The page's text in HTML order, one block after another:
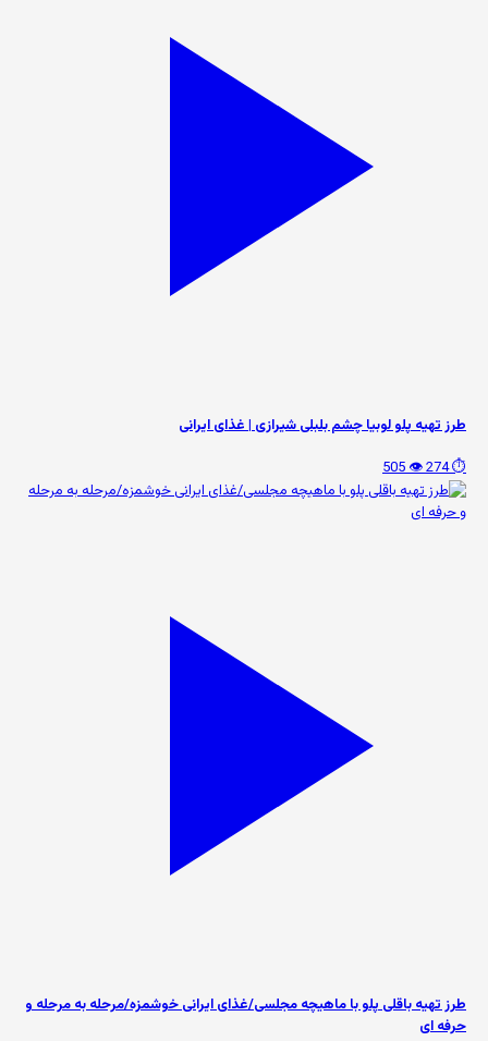
طرز تهیه پلو لوبیا چشم بلبلی شیرازی | غذای ایرانی
⏱️ 274
👁️ 505
طرز تهیه باقلی پلو با ماهیچه مجلسی/غذای ایرانی خوشمزه/مرحله به مرحله و
حرفه ای